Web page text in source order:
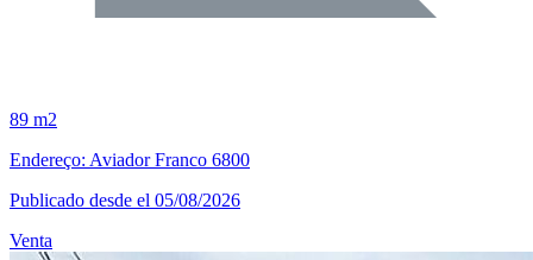
89 m2
Endereço: Aviador Franco 6800
Publicado desde el 05/08/2026
Venta